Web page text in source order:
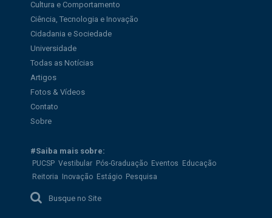
Cultura e Comportamento
Ciência, Tecnologia e Inovação
Cidadania e Sociedade
Universidade
Todas as Notícias
Artigos
Fotos & Vídeos
Contato
Sobre
#Saiba mais sobre:
PUCSP Vestibular Pós-Graduação Eventos
Educação
Reitoria
Inovação Estágio Pesquisa
Busque no Site